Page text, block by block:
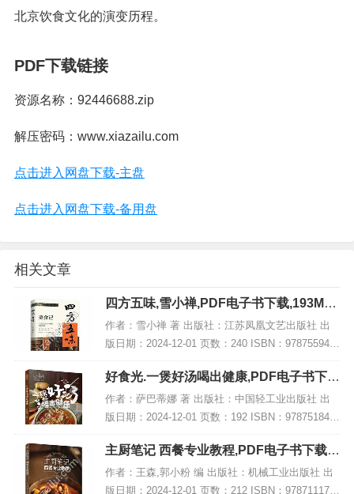
北京饮食文化的演变历程。
PDF下载链接
资源名称：92446688.zip
解压密码：www.xiazailu.com
点击进入网盘下载-主盘
点击进入网盘下载-备用盘
相关文章
四方五味,雪小禅,PDF电子书下载,193MB,
网盘资源
作者：雪小禅 著 出版社：江苏凤凰文艺出版社 出
版日期：2024-12-01 页数：240 ISBN：978755949
0483 电子书大小：193MB [高清扫描版PDF格式] 内
容简介...
好食光.一煲好汤喝出健康,PDF电子书下
载,网盘资源
作者：萨巴蒂娜 著 出版社：中国轻工业出版社 出
版日期：2024-12-01 页数：192 ISBN：978751845
1432 电子书大小：188MB [高清扫描版PDF格式] 内
容简介...
主厨笔记 西餐专业教程,PDF电子书下载,
网盘资源
作者：王森,郭小粉 编 出版社：机械工业出版社 出
版日期：2024-12-01 页数：212 ISBN：978711176